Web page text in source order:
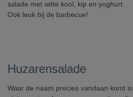
salade met witte kool, kip en yoghurt.
Ook leuk bij de barbecue!
Huzarensalade
Waar de naam precies vandaan komt is